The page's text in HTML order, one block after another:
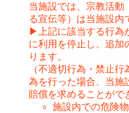
当施設では、宗教活動
る宣伝等）は当施設内
▶上記に該当する行為
に利用を停止し、追加
ります。
（不適切行為・禁止
為を行った場合、当施
賠償を求めることがで
施設内での危険